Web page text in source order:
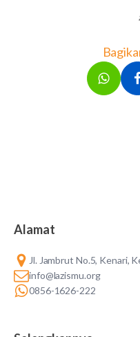
Alamat
Jl. Jambrut No.5, Kenari,
info@lazismu.org
0856-1626-222